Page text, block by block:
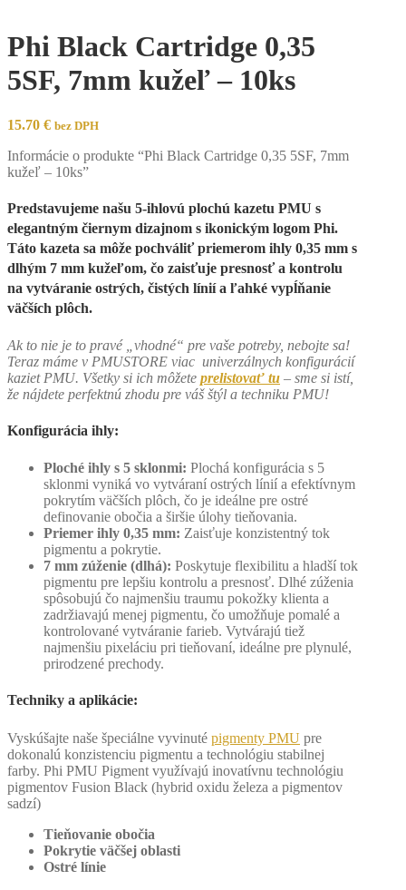
Phi Black Cartridge 0,35
5SF, 7mm kužeľ – 10ks
15.70 € bez DPH
Informácie o produkte “Phi Black Cartridge 0,35 5SF, 7mm
kužeľ – 10ks”
Predstavujeme našu 5-ihlovú plochú kazetu PMU s
elegantným čiernym dizajnom s ikonickým logom Phi.
Táto kazeta sa môže pochváliť priemerom ihly 0,35 mm s
dlhým 7 mm kužeľom, čo zaisťuje presnosť a kontrolu
na vytváranie ostrých, čistých línií a ľahké vypĺňanie
väčších plôch.
Ak to nie je to pravé „vhodné“ pre vaše potreby, nebojte sa!
Teraz máme v PMUSTORE viac univerzálnych konfigurácií
kaziet PMU. Všetky si ich môžete prelistovať tu – sme si istí,
že nájdete perfektnú zhodu pre váš štýl a techniku ​​PMU!
Konfigurácia ihly:
Ploché ihly s 5 sklonmi: Plochá konfigurácia s 5
sklonmi vyniká vo vytváraní ostrých línií a efektívnym
pokrytím väčších plôch, čo je ideálne pre ostré
definovanie obočia a širšie úlohy tieňovania.
Priemer ihly 0,35 mm: Zaisťuje konzistentný tok
pigmentu a pokrytie.
7 mm zúženie (dlhá): Poskytuje flexibilitu a hladší tok
pigmentu pre lepšiu kontrolu a presnosť. Dlhé zúženia
spôsobujú čo najmenšiu traumu pokožky klienta a
zadržiavajú menej pigmentu, čo umožňuje pomalé a
kontrolované vytváranie farieb. Vytvárajú tiež
najmenšiu pixeláciu pri tieňovaní, ideálne pre plynulé,
prirodzené prechody.
Techniky a aplikácie:
Vyskúšajte naše špeciálne vyvinuté pigmenty PMU pre
dokonalú konzistenciu pigmentu a technológiu stabilnej
farby. Phi PMU Pigment využívajú inovatívnu technológiu
pigmentov Fusion Black (hybrid oxidu železa a pigmentov
sadzí)
Tieňovanie obočia
Pokrytie väčšej oblasti
Ostré línie